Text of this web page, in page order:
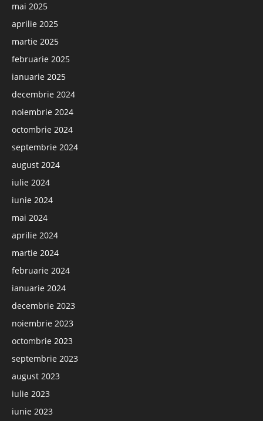
mai 2025
aprilie 2025
martie 2025
februarie 2025
ianuarie 2025
decembrie 2024
noiembrie 2024
octombrie 2024
septembrie 2024
august 2024
iulie 2024
iunie 2024
mai 2024
aprilie 2024
martie 2024
februarie 2024
ianuarie 2024
decembrie 2023
noiembrie 2023
octombrie 2023
septembrie 2023
august 2023
iulie 2023
iunie 2023